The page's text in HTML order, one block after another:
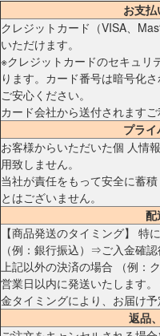
お支
クレジットカード（VISA、
いただけます。
※クレジットカードのセキュリ
ります。カード番号は暗号化
ご安心ください。
カード会社から送付されますご
プラ
お客様からいただいた個 人情
用致しません。
当社が責任をもって安全に蓄
とはございません。
配
【商品発送のタイミング】 特
（例：銀行振込）⇒ご入金確
上記以外の決済の場合 （例
営業日以内に発送いたします
金タイミングにより、お届け
返品